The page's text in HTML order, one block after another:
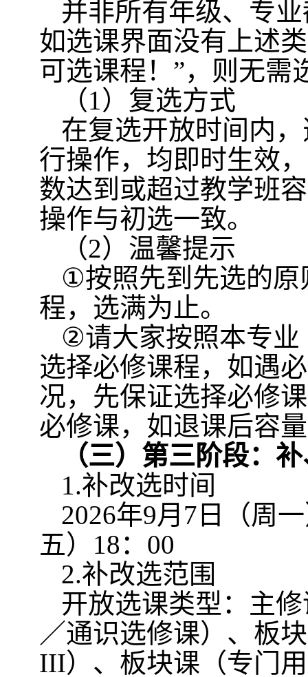
并非所有年级、专
如选课界面没有上述
可选课程！ ”，则无需
（1）复选方式
在复选开放时间内
行操作，均即时生效
数达到或超过教学班
操作与初选一致。
（2）温馨提示
①按照先到先选的
程，选满为止。
②请大家按照本专
选择必修课程，如遇
况，先保证选择必修
必修课，如退课后容
（三）第三阶段：
1.补改选时间
2026年9月 7 日（周
五） 18： 00
2.补改选范围
开放选课类型：主
／通识选修课）、板
III）、板块课（专门